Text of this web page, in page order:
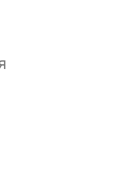
зона отдыха с
кафе,